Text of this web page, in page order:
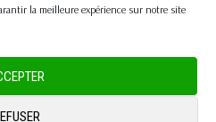
la meilleure expérience sur notre site